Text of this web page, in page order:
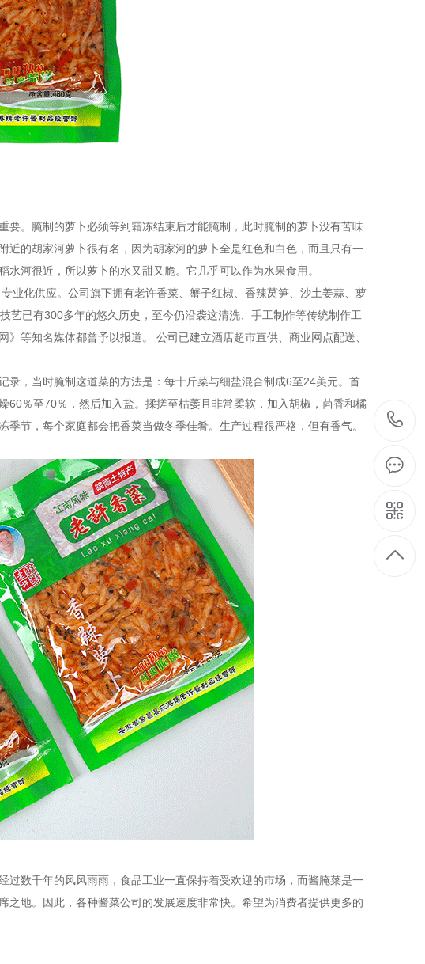
。腌制的萝卜必须等到霜冻结束后才能腌制，此时腌制的萝卜没有苦味
的胡家河萝卜很有名，因为胡家河的萝卜全是红色和白色，而且只有一
河很近，所以萝卜的水又甜又脆。它几乎可以作为水果食用。
业化供应。公司旗下拥有老许香菜、蟹子红椒、香辣莴笋、沙土姜蒜、萝
艺已有300多年的悠久历史，至今仍沿袭这清洗、手工制作等传统制作工
等知名媒体都曾予以报道。 公司已建立酒店超市直供、商业网点配送、
，当时腌制这道菜的方法是：每十斤菜与细盐混合制成6至24美元。首
％至70％，然后加入盐。揉搓至枯萎且非常柔软，加入胡椒，茴香和橘
节，每个家庭都会把香菜当做冬季佳肴。生产过程很严格，但有香气。
数千年的风风雨雨，食品工业一直保持着受欢迎的市场，而酱腌菜是一
地。因此，各种酱菜公司的发展速度非常快。希望为消费者提供更多的